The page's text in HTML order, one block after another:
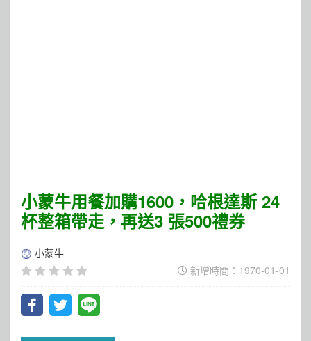
小蒙牛用餐加購1600，哈根達斯 24
杯整箱帶走，再送3 張500禮券
小蒙牛
新增時間：1970-01-01